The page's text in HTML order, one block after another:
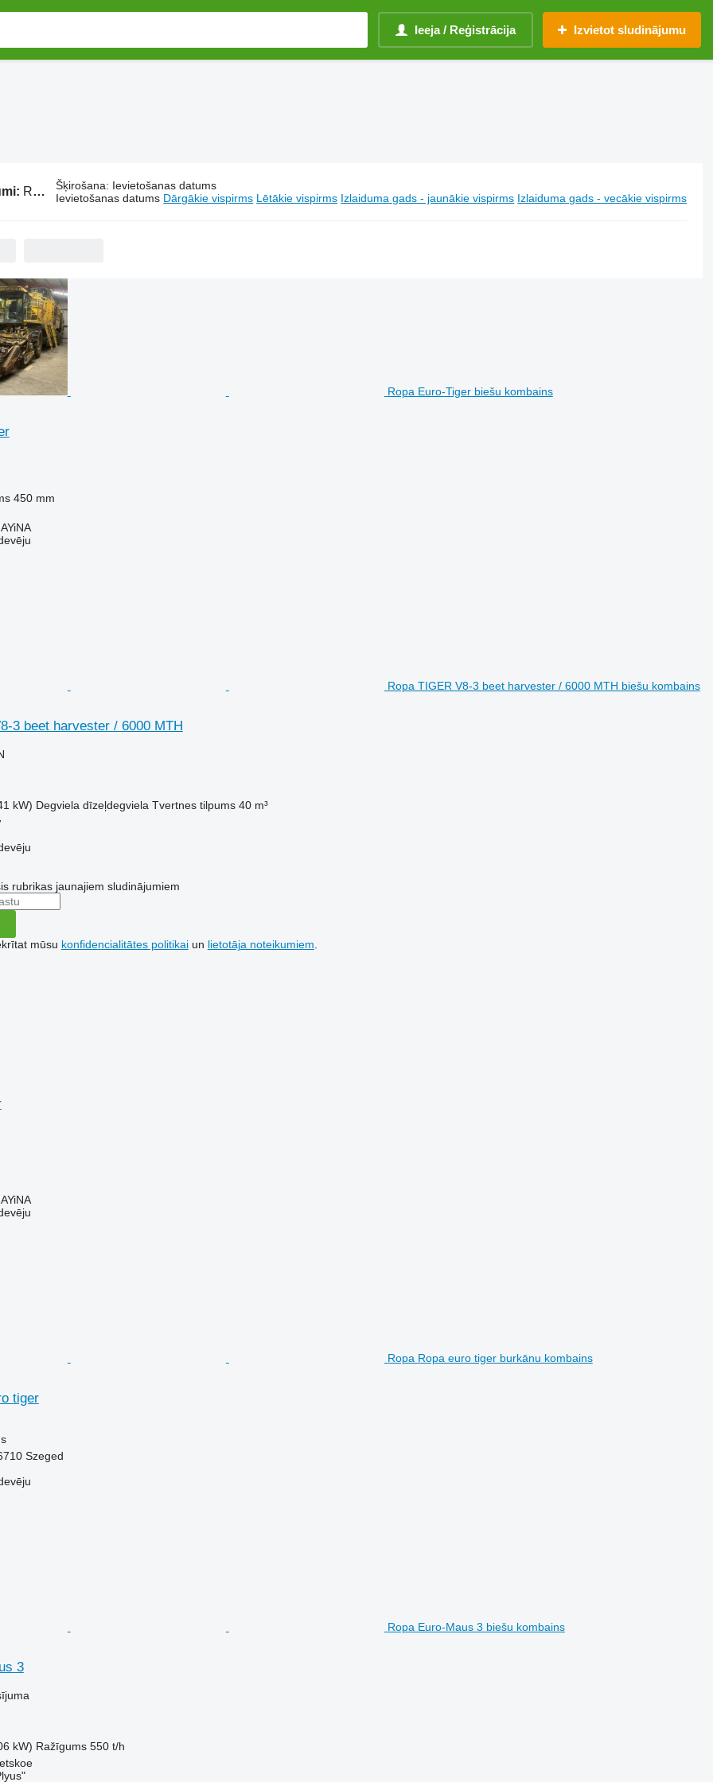
Ieeja / Reģistrācija Izvietot sludinājumu
Ropa kombaini Šķirošana: Ievietošanas datums
Ievietošanas datums Dārgākie vispirms Lētākie vispirms Izlaiduma gads - jaunākie vispirms Izlaiduma gads - vecākie vispirms
Ropa Euro-Tiger biešu kombains
450 mm
Ropa TIGER V8-3 beet harvester / 6000 MTH biešu kombains
3 beet harvester / 6000 MTH
kW) Degviela dīzeļdegviela Tvertnes tilpums 40 m³
rubrikas jaunajiem sludinājumiem
mūsu konfidencialitātes politikaiun lietotāja noteikumiem
Ropa Ropa euro tiger burkānu kombains
tiger
Szeged
Ropa Euro-Maus 3 biešu kombains
3
kW) Ražīgums 550 t/h